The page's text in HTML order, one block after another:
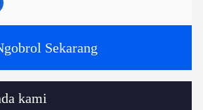
Sekarang
kami